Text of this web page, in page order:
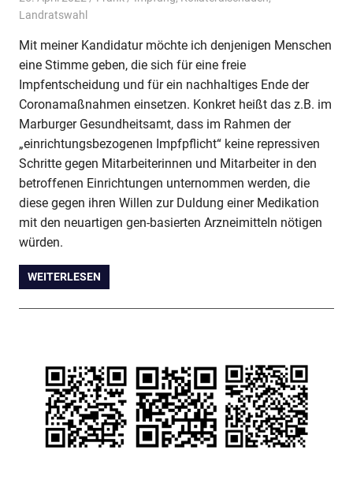
Landratswahl
Mit meiner Kandidatur möchte ich denjenigen Menschen
eine Stimme geben, die sich für eine freie
Impfentscheidung und für ein nachhaltiges Ende der
Coronamaßnahmen einsetzen. Konkret heißt das z.B. im
Marburger Gesundheitsamt, dass im Rahmen der
„einrichtungsbezogenen Impfpflicht“ keine repressiven
Schritte gegen Mitarbeiterinnen und Mitarbeiter in den
betroffenen Einrichtungen unternommen werden, die
diese gegen ihren Willen zur Duldung einer Medikation
mit den neuartigen gen-basierten Arzneimitteln nötigen
würden.
WEITERLESEN